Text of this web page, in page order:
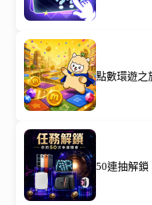
點數環遊之
50連抽解鎖